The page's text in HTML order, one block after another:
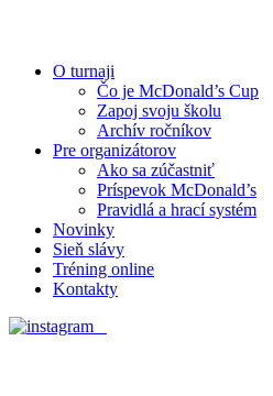
O turnaji
Čo je McDonald’s Cup
Zapoj svoju školu
Archív ročníkov
Pre organizátorov
Ako sa zúčastniť
Príspevok McDonald’s
Pravidlá a hrací systém
Novinky
Sieň slávy
Tréning online
Kontakty